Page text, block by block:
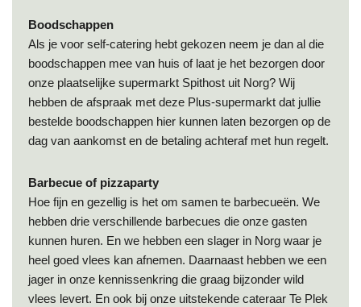
Boodschappen
Als je voor self-catering hebt gekozen neem je dan al die
boodschappen mee van huis of laat je het bezorgen door
onze plaatselijke supermarkt Spithost uit Norg? Wij
hebben de afspraak met deze Plus-supermarkt dat jullie
bestelde boodschappen hier kunnen laten bezorgen op de
dag van aankomst en de betaling achteraf met hun regelt.
Barbecue of pizzaparty
Hoe fijn en gezellig is het om samen te barbecueën. We
hebben drie verschillende barbecues die onze gasten
kunnen huren. En we hebben een slager in Norg waar je
heel goed vlees kan afnemen. Daarnaast hebben we een
jager in onze kennissenkring die graag bijzonder wild
vlees levert. En ook bij onze uitstekende cateraar Te Plek